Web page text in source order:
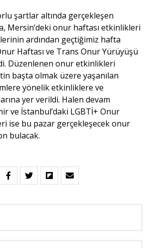
şartlar altında gerçekleşen
Mersin’deki onur haftası etkinlikleri
ardından geçtiğimiz hafta
Haftası ve Trans Onur Yürüyüşü
Düzenlenen onur etkinlikleri
başta olmak üzere yaşanılan
yönelik etkinliklere ve
yer verildi. Halen devam
ve İstanbul’daki LGBTİ+ Onur
ise bu pazar gerçekleşecek onur
bulacak.